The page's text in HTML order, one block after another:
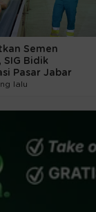
Semen
SIG Bidik
Pasar Jabar
lalu